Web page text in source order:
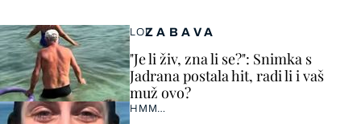
ZABAVA
LOL
"Je li živ, zna li se?": Snimka s
Jadrana postala hit, radi li i vaš
muž ovo?
HMM…